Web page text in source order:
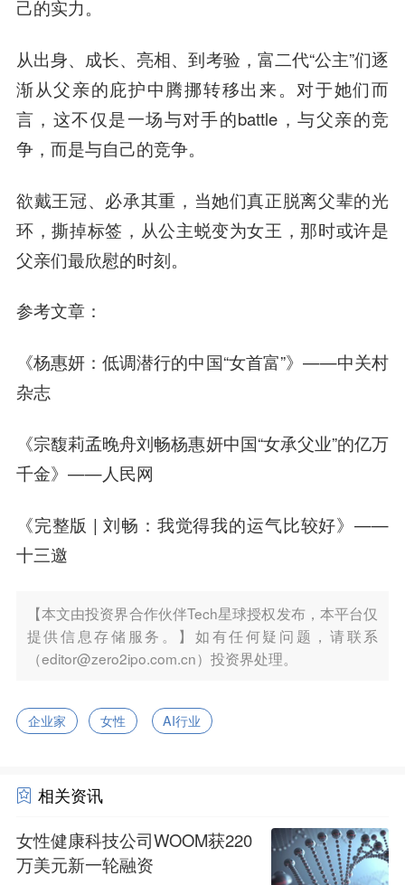
己的实力。
从出身、成长、亮相、到考验，富二代“公主”们逐
渐从父亲的庇护中腾挪转移出来。对于她们而
言，这不仅是一场与对手的battle，与父亲的竞
争，而是与自己的竞争。
欲戴王冠、必承其重，当她们真正脱离父辈的光
环，撕掉标签，从公主蜕变为女王，那时或许是
父亲们最欣慰的时刻。
参考文章：
《杨惠妍：低调潜行的中国“女首富”》——中关村
杂志
《宗馥莉孟晚舟刘畅杨惠妍中国“女承父业”的亿万
千金》——人民网
《完整版 | 刘畅：我觉得我的运气比较好》——
十三邀
【本文由投资界合作伙伴Tech星球授权发布，本平台仅
提供信息存储服务。】如有任何疑问题，请联系
（editor@zero2ipo.com.cn）投资界处理。
企业家 女性 AI行业
相关资讯
女性健康科技公司WOOM获220
万美元新一轮融资